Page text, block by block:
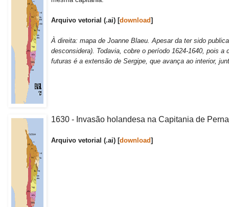
Arquivo vetorial (.ai) [download]
À direita: mapa de Joanne Blaeu. Apesar da ter sido
desconsidera). Todavia, cobre o período 1624-1640, pois
futuras é a extensão de Sergipe, que avança ao interior,
1630 - Invasão holandesa na Capitania de
Arquivo vetorial (.ai) [download]